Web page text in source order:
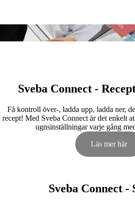
Sveba Connect -
Få kontroll över-, ladda upp, ladda ner,
recept! Med Sveba Connect är det enkelt
ugnsinställningar varje gång
Läs mer här
Sveba Connect -